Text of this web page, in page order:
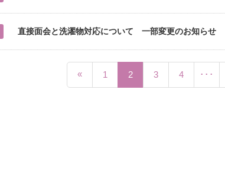
直接面会と洗濯物対応について 一部変更のお知らせ
« 1 2 3 4 ･･･